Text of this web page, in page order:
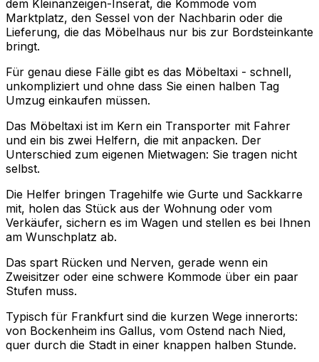
dem Kleinanzeigen-Inserat, die Kommode vom
Marktplatz, den Sessel von der Nachbarin oder die
Lieferung, die das Möbelhaus nur bis zur Bordsteinkante
bringt.
Für genau diese Fälle gibt es das Möbeltaxi - schnell,
unkompliziert und ohne dass Sie einen halben Tag
Umzug einkaufen müssen.
Das Möbeltaxi ist im Kern ein Transporter mit Fahrer
und ein bis zwei Helfern, die mit anpacken. Der
Unterschied zum eigenen Mietwagen: Sie tragen nicht
selbst.
Die Helfer bringen Tragehilfe wie Gurte und Sackkarre
mit, holen das Stück aus der Wohnung oder vom
Verkäufer, sichern es im Wagen und stellen es bei Ihnen
am Wunschplatz ab.
Das spart Rücken und Nerven, gerade wenn ein
Zweisitzer oder eine schwere Kommode über ein paar
Stufen muss.
Typisch für Frankfurt sind die kurzen Wege innerorts:
von Bockenheim ins Gallus, vom Ostend nach Nied,
quer durch die Stadt in einer knappen halben Stunde.